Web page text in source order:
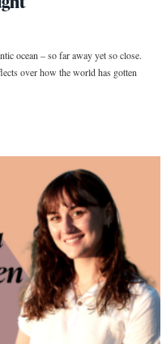
ocean – so far away yet so close.
over how the world has gotten